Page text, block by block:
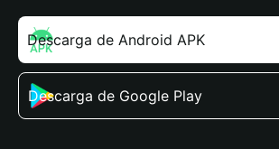
Descarga de Android APK
Descarga de Google Play